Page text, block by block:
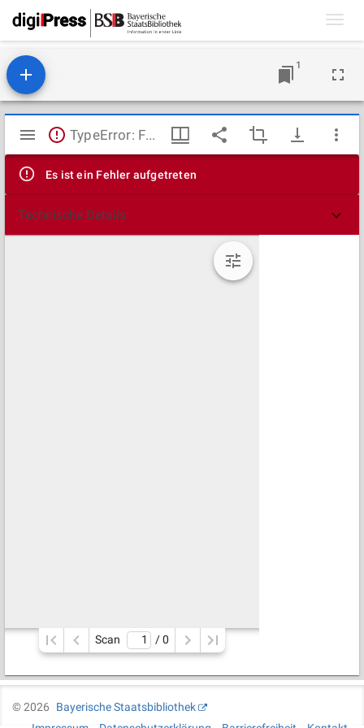
1
Mirador
Viewer
TypeError: Failed to fetch
Es ist ein Fehler aufgetreten
Technische Details
Scan / 0
©2026
Bayerische Staatsbibliothek